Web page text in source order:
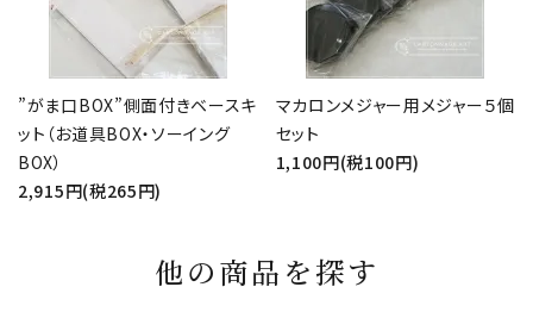
”がま口BOX”側面付きベースキ
ット（お道具BOX・ソーイング
BOX）
2,915円(税265円)
マカロンメジャー用メジャー５個
セット
1,100円(税100円)
他の商品を探す